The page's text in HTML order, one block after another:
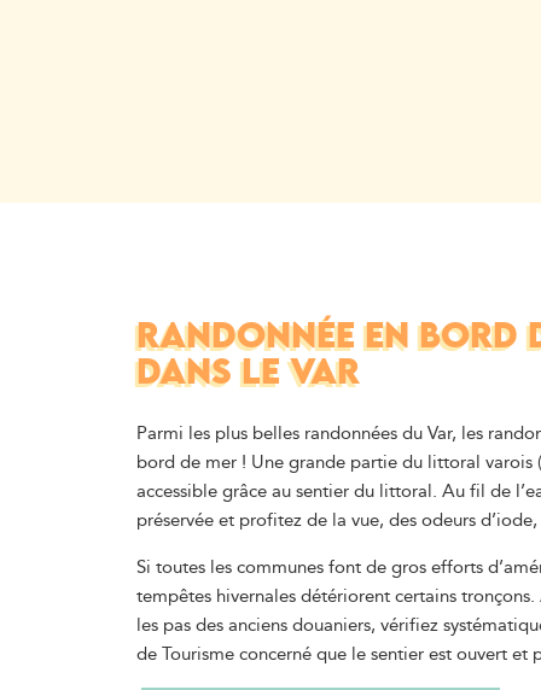
RANDONNÉE EN BORD
DANS LE VAR
Parmi les plus belles randonnées du Var, les
bord de mer ! Une grande partie du littoral varois
accessible grâce au sentier du littoral. Au fil de
préservée et profitez de la vue, des odeurs
Si toutes les communes font de gros efforts
tempêtes hivernales détériorent certains
les pas des anciens douaniers, vérifiez
de Tourisme concerné que le sentier est ouvert et